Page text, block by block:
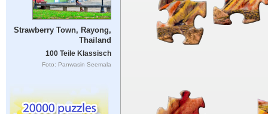
Strawberry Town, Rayong,
Thailand
100 Teile Klassisch
Foto: Panwasin Seemala